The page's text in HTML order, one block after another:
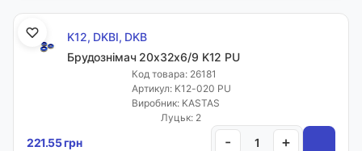
K12, DKBI, DKB
Брудознімач 20х32х6/9 K12 PU
Код товара: 26181
Артикул: K12-020 PU
Виробник: KASTAS
Луцьк: 2
221.55 грн - +